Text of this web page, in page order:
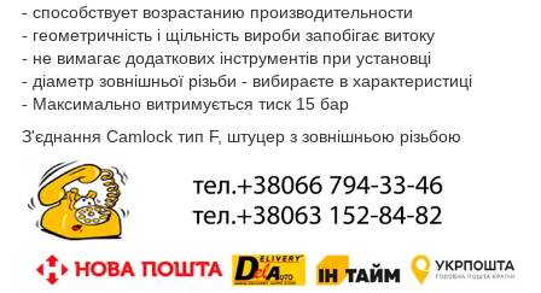
- способствует возрастанию производительности
- геометричність і щільність вироби запобігає витоку
- не вимагає додаткових інструментів при установці
- діаметр зовнішньої різьби - вибираєте в характеристиці
- Максимально витримується тиск 15 бар
З'єднання Camlock тип F, штуцер з зовнішньою різьбою